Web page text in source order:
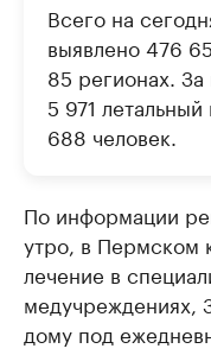
Всего на
выявлено 476
85 регионах.
5 971
688 человек.
По информации
утро, в Пермском
лечение в
медучреждениях,
дому под